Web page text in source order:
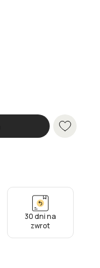
30 dni na
zwrot